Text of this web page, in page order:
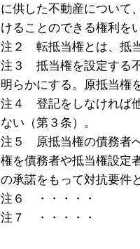
に供した不動産について
けることのできる権利を
注２ 転抵当権とは、抵
注３ 抵当権を設定する
明らかにする。原抵当権
注４ 登記をしなければ
ない（第３条）。
注５ 原抵当権の債務者
権を債務者や抵当権設定
の承諾をもって対抗要件
注６ ・・・・・
注７ ・・・・・